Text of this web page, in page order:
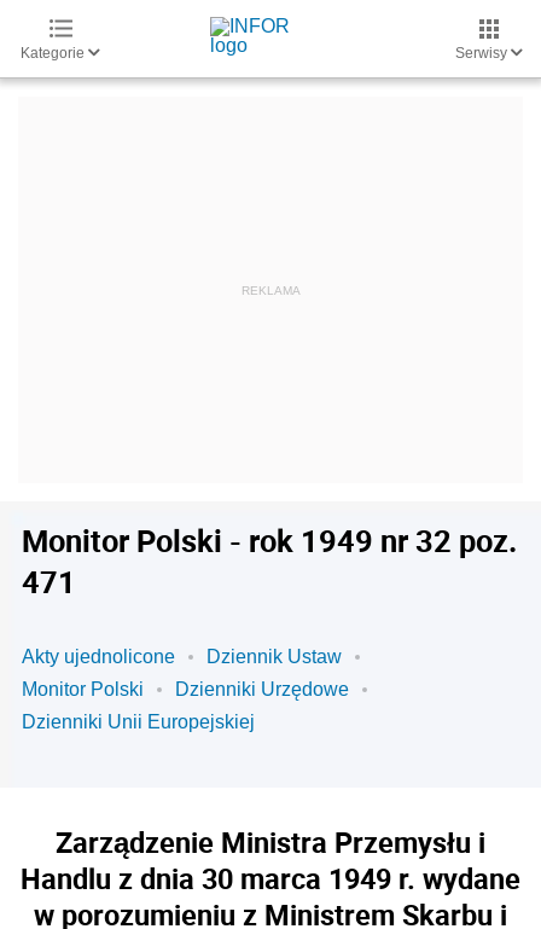
Kategorie Serwisy
Monitor Polski - rok 1949 nr 32 poz.
471
Akty ujednolicone
Dziennik Ustaw
Monitor Polski
Dzienniki Urzędowe
Dzienniki Unii Europejskiej
Zarządzenie Ministra Przemysłu i
Handlu z dnia 30 marca 1949 r. wydane
w porozumieniu z Ministrem Skarbu i